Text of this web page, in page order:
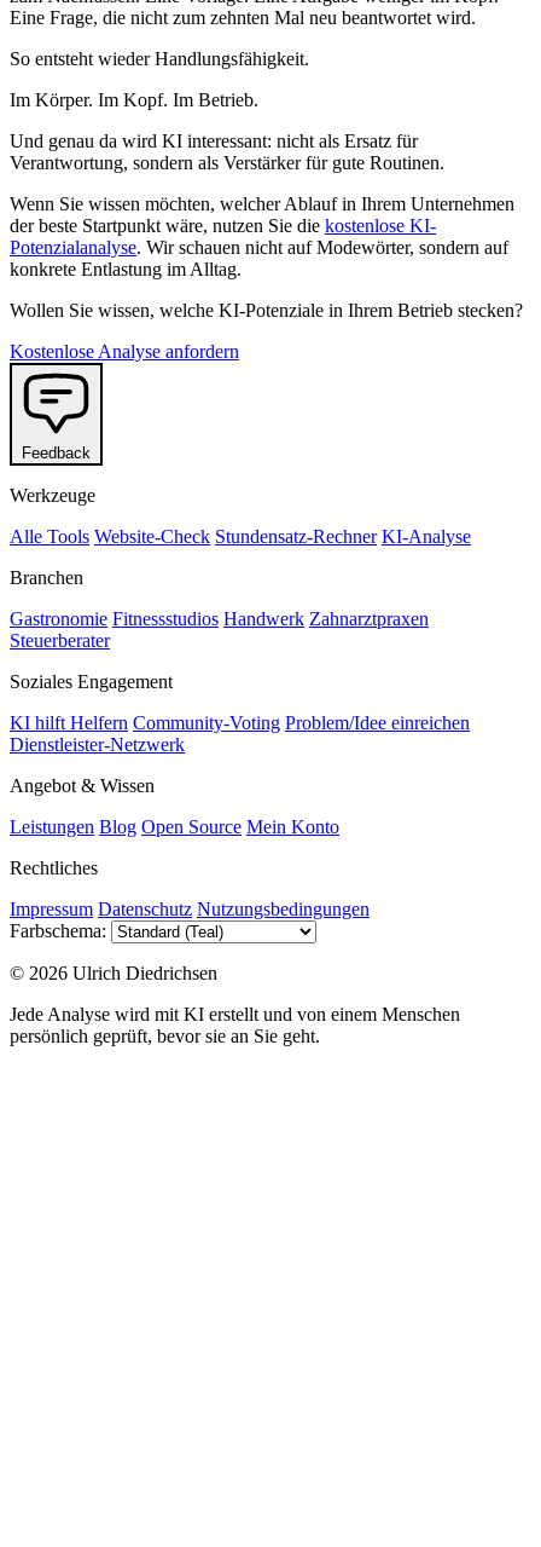
Eine Frage, die nicht zum zehnten Mal neu beantwortet wird.
So entsteht wieder Handlungsfähigkeit.
Im Körper. Im Kopf. Im Betrieb.
Und genau da wird KI interessant: nicht als Ersatz für
Verantwortung, sondern als Verstärker für gute Routinen.
Wenn Sie wissen möchten, welcher Ablauf in Ihrem Unternehmen
der beste Startpunkt wäre, nutzen Sie die kostenlose KI-
Potenzialanalyse. Wir schauen nicht auf Modewörter, sondern auf
konkrete Entlastung im Alltag.
Wollen Sie wissen, welche KI-Potenziale in Ihrem Betrieb stecken?
Kostenlose Analyse anfordern
Feedback
Werkzeuge
Alle Tools Website-Check Stundensatz-Rechner KI-Analyse
Branchen
Gastronomie Fitnessstudios Handwerk Zahnarztpraxen
Steuerberater
Soziales Engagement
KI hilft Helfern Community-Voting Problem/Idee einreichen
Dienstleister-Netzwerk
Angebot & Wissen
Leistungen Blog Open Source Mein Konto
Rechtliches
Impressum Datenschutz Nutzungsbedingungen
Farbschema:
© 2026 Ulrich Diedrichsen
Jede Analyse wird mit KI erstellt und von einem Menschen
persönlich geprüft, bevor sie an Sie geht.